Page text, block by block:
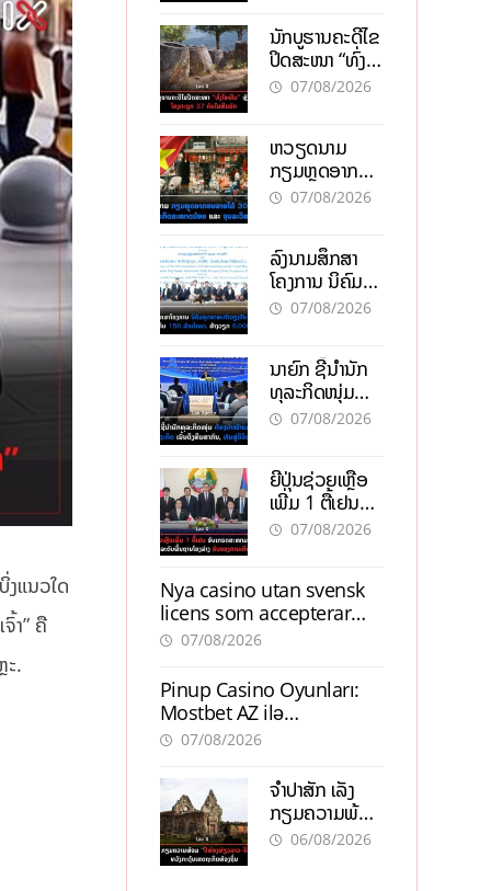
ແນວໃດ
າ” ຄື
.
ສົງຄາມ, El
nino
ນັກບູຮານຄະດີໄຂ
ປິດສະໜາ “ທົ່ງ
ໄຫຫີນ” ຫຼັງພົບ
07/08/2026
ຫວຽດນາມ
ກຽມຫຼຸດອາກອນ
ລາຍໄດ້ 30%
ແລະ ຈຸນລະ
ວິສາຫະກິດ
07/08/2026
ລົງນາມສຶກສາ
ໂຄງການ ນິຄົມ
ອຸດສາຫະກຳ
150 ລ້ານໂດລາ,
ສ້າງວຽກ 5.000
ຕຳແໜ່ງ
07/08/2026
ນາຍົກ ຊີ້ນຳນັກ
ທຸລະກິດໜຸ່ມ
ຕ້ອງນຳໜ້າແກ້
ສາກົນ, ຫັນສູ່ດິຈິ
ຕອນ
07/08/2026
ຍີ່ປຸ່ນຊ່ວຍເຫຼືອ
ເພີ່ມ 1 ຕື້ເຢນ
ອັບເກຣດ
ເຕີບໂຕ
07/08/2026
Nya casino utan svensk
licens som accepterar
Swish: En jämförelse
07/08/2026
Pinup Casino Oyunları:
Mostbet AZ ilə
Müqayisədə Nə Təqdim
07/08/2026
ຈຳປາສັກ ເລັ່ງ
ກຽມຄວາມພ້ອມ
“ປີທ່ອງທ່ຽວ
06/08/2026